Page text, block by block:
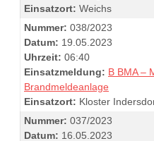
Einsatzort: Weichs
Nummer: 038/2023
Datum: 19.05.2023
Uhrzeit: 06:40
Einsatzmeldung: B BMA –
Brandmeldeanlage
Einsatzort: Kloster
Nummer: 037/2023
Datum: 16.05.2023